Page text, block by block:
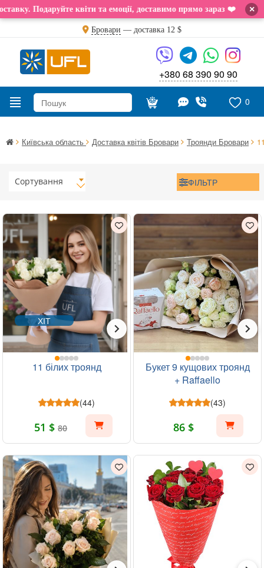
Подаруйте квіти та емоції, доставимо прямо зараз ❤️ ×
Бровари — доставка 12 $
+380 68 390 90 90
0
Київська область Доставка квітів Бровари Троянди Бровари
Сортування ФІЛЬТР
ХІТ
11 білих троянд
(44)
51 $ 80
Букет 9 кущових троянд
+ Raffaello
(43)
86 $